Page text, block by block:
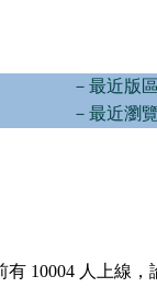
－最近版
－最近瀏
有 10004 人上線